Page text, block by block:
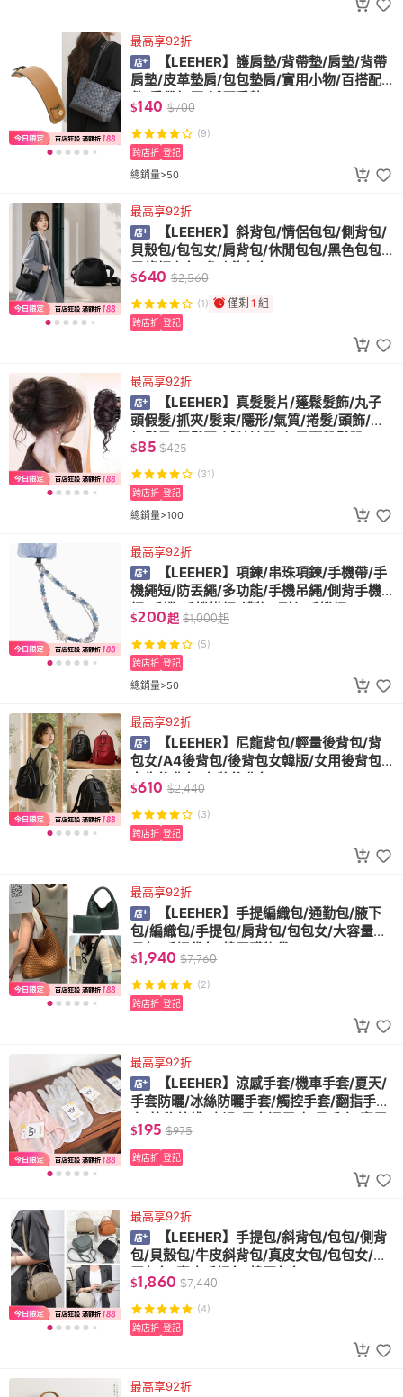
最高享92折
【LEEHER】護肩墊/背帶墊/肩墊/背帶
肩墊/皮革墊肩/包包墊肩/實用小物/百搭配
件/肩帶加厚/減壓肩墊
$140 $700
(9)
總銷量>50
跨店折 登記
最高享92折
【LEEHER】斜背包/情侶包包/側背包/
貝殼包/包包女/肩背包/休閒包包/黑色包包/
尼龍網布包/多功能包包
$640 $2,560
(1) 僅剩 1 組
跨店折 登記
最高享92折
【LEEHER】真髮髮片/蓬鬆髮飾/丸子
頭假髮/抓夾/髮束/隱形/氣質/捲髮/頭飾/增
加髮量/假髮圈/減齡神器/丸子頭盤髮器
$85 $425
(31)
總銷量>100
跨店折 登記
最高享92折
【LEEHER】項鍊/串珠項鍊/手機帶/手
機繩短/防丟繩/多功能/手機吊繩/側背手機
繩/手機/手機掛繩/禮物/項鍊/手機繩/
$200起 $1,000起
(5)
總銷量>50
跨店折 登記
最高享92折
【LEEHER】尼龍背包/輕量後背包/背
包女/A4後背包/後背包女韓版/女用後背包/
女生後背包/名牌後背包
$610 $2,440
(3)
跨店折 登記
最高享92折
【LEEHER】手提編織包/通勤包/腋下
包/編織包/手提包/肩背包/包包女/大容量子
母包/手提袋包/韓國購物袋
$1,940 $7,760
(2)
跨店折 登記
最高享92折
【LEEHER】涼感手套/機車手套/夏天/
手套防曬/冰絲防曬手套/觸控手套/翻指手
套/抗紫外綫/止滑/男女通用/加長手套/實用
小物
$195 $975
跨店折 登記
最高享92折
【LEEHER】手提包/斜背包/包包/側背
包/貝殼包/牛皮斜背包/真皮女包/包包女/小
眾包包/真皮手提包/韓國包包
$1,860 $7,440
(4)
跨店折 登記
最高享92折